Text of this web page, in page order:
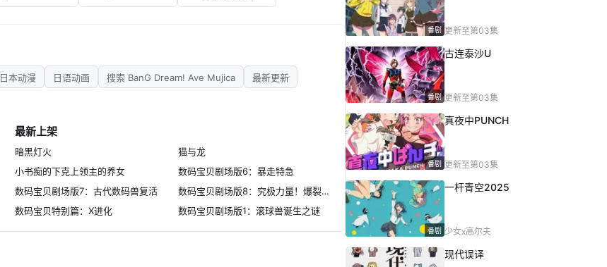
日本动漫 日语动画 搜索 BanG Dream! Ave Mujica
最新更新
最新上架
暗黑灯火
猫与龙
小书痴的下克上领主的养女
数码宝贝剧场版6：暴走特急
数码宝贝剧场版7：古代数码兽复活
数码宝贝剧场版8：究极力量！爆裂模式发动
数码宝贝特别篇：X进化
数码宝贝剧场版1：滚球兽诞生之谜
番剧 更新至第03集
番剧
古连泰沙U
更新至第03集
番剧
真夜中PUNCH
更新至第03集
番剧
一杆青空2025
少女x高尔夫
现代误译